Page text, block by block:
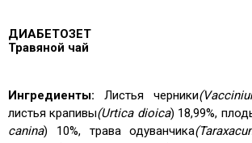
ДИАБЕТОЗЕТ
Травяной чай
Ингредиенты: Листья черники
листья крапивы(Urtica dioica) 18,99%,
canina) 10%, трава одуванчика